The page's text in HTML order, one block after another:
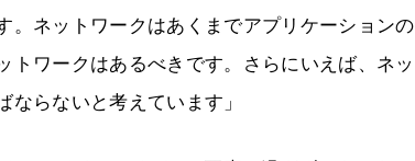
。ネットワークはあくまでアプリケーションの
ワークはあるべきです。さらにいえば、ネッ
らないと考えています」